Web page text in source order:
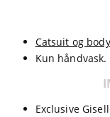
Catsuit og body
Kun håndvask.
Exclusive